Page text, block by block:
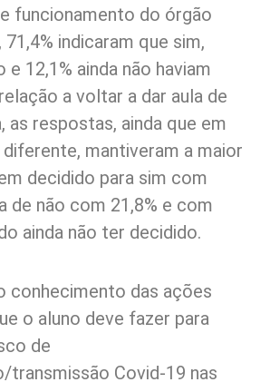
funcionamento do órgão
indicaram que sim,
e 12,1% ainda não haviam
a voltar a dar aula de
as respostas, ainda que em
mantiveram a maior
decidido para sim com
de não com 21,8% e com
ainda não ter decidido.
conhecimento das ações
o aluno deve fazer para
de
transmissão Covid-19 nas